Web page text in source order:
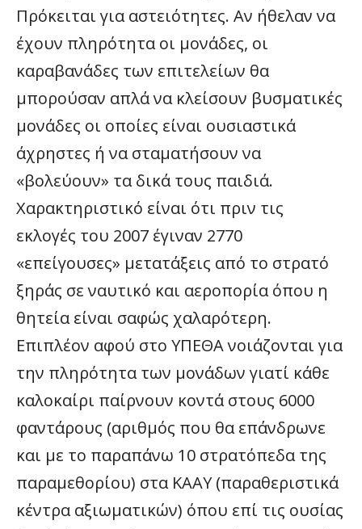
Πρόκειται για αστειότητες. Αν ήθελαν να
έχουν πληρότητα οι μονάδες, οι
καραβανάδες των επιτελείων θα
μπορούσαν απλά να κλείσουν βυσματικές
μονάδες οι οποίες είναι ουσιαστικά
άχρηστες ή να σταματήσουν να
«βολεύουν» τα δικά τους παιδιά.
Χαρακτηριστικό είναι ότι πριν τις
εκλογές του 2007 έγιναν 2770
«επείγουσες» μετατάξεις από το στρατό
ξηράς σε ναυτικό και αεροπορία όπου η
θητεία είναι σαφώς χαλαρότερη.
Επιπλέον αφού στο ΥΠΕΘΑ νοιάζονται για
την πληρότητα των μονάδων γιατί κάθε
καλοκαίρι παίρνουν κοντά στους 6000
φαντάρους (αριθμός που θα επάνδρωνε
και με το παραπάνω 10 στρατόπεδα της
παραμεθορίου) στα ΚΑΑΥ (παραθεριστικά
κέντρα αξιωματικών) όπου επί τις ουσίας